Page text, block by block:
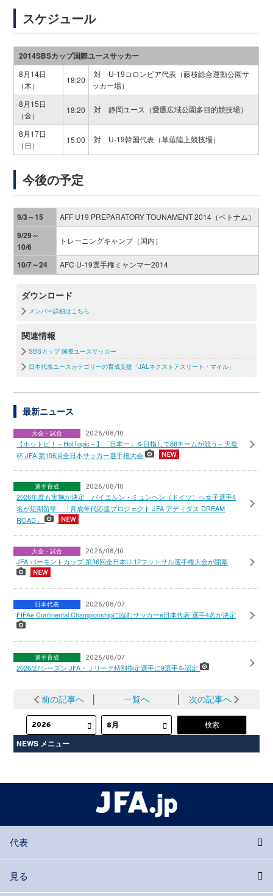
スケジュール
2014SBSカップ国際ユースサッカー
8月14日
（木）
18:20
対 U-19コロンビア代表（藤枝総合運動公園サ
ッカー場）
8月15日
（金）
18:20 対 静岡ユース（愛鷹広域公園多目的競技場）
8月17日
（日）
15:00 対 U-19韓国代表（草薙陸上競技場）
今後の予定
9/3～15 AFF U19 PREPARATORY TOUNAMENT 2014（ベトナム）
9/29～
10/6
トレーニングキャンプ（国内）
10/7～24 AFC U-19選手権ミャンマー2014
ダウンロード
メンバー詳細はこちら
関連情報
SBSカップ 国際ユースサッカー
日本代表ユースカテゴリーの育成支援「JALネクストアスリート・マイル」
最新ニュース
大会・試合 2026/08/10
【ホットピ！～HotTopic～】「日本一」を目指して88チームが競う～天皇
杯 JFA 第106回全日本サッカー選手権大会
選手育成 2026/08/10
2026年度も実施が決定 バイエルン・ミュンヘン（ドイツ）へ女子選手4
名が短期留学 「育成年代応援プロジェクト JFA アディダス DREAM
ROAD」
大会・試合 2026/08/10
JFA バーモントカップ 第36回全日本U-12フットサル選手権大会が開幕
日本代表 2026/08/07
FIFAe Continental Championshipに臨むサッカーe日本代表 選手4名が決定
選手育成 2026/08/07
2026/27シーズン JFA・Ｊリーグ特別指定選手に9選手を認定
前の記事へ 一覧へ 次の記事へ
NEWS メニュー
代表
見る